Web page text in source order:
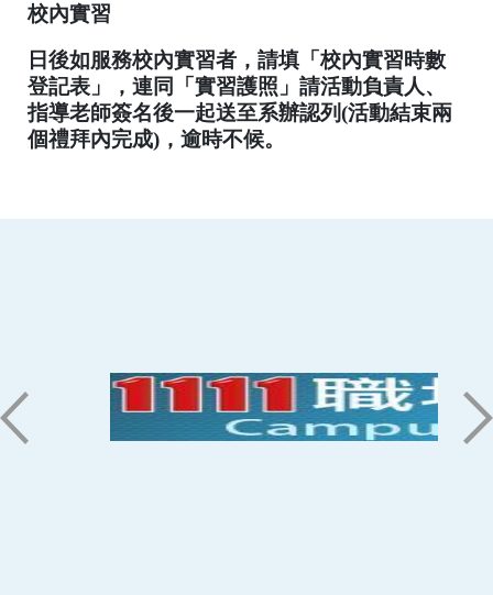
校內實習
日後如服務校內實習者，請填「校內實習時數
登記表」，連同「實習護照」請活動負責人、
指導老師簽名後一起送至系辦認列(活動結束兩
個禮拜內完成) ，逾時不候。